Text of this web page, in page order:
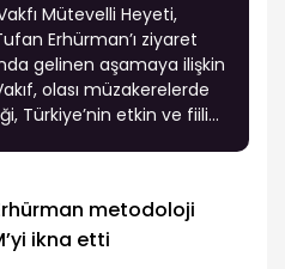
Mütevelli Heyeti,
Erhürman’ı ziyaret
gelinen aşamaya ilişkin
olası müzakerelerde
Türkiye’nin etkin ve fiili
tanınmasına yönelik
taşınmasını istedi.
metodoloji
ikna etti